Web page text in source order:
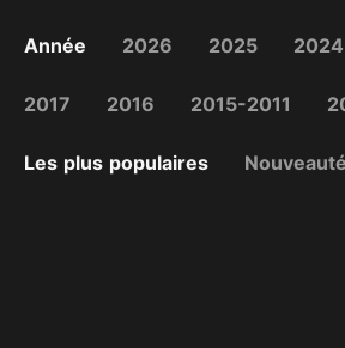
Année 2026 2025 2024
2017 2016 2015-2011
Les plus populaires